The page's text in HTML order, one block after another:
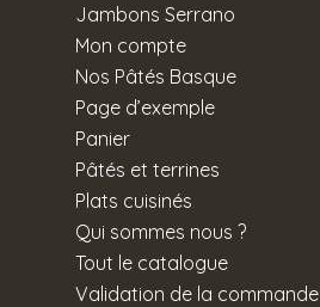
Jambons Serrano
Mon compte
Nos Pâtés Basque
Page d’exemple
Panier
Pâtés et terrines
Plats cuisinés
Qui sommes nous ?
Tout le catalogue
Validation de la commande